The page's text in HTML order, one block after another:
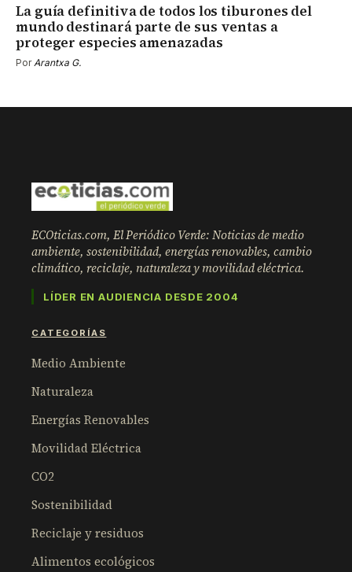
La guía definitiva de todos los tiburones del
mundo destinará parte de sus ventas a
proteger especies amenazadas
Por Arantxa G.
ECOticias.com, El Periódico Verde: Noticias de medio
ambiente, sostenibilidad, energías renovables, cambio
climático, reciclaje, naturaleza y movilidad eléctrica.
LÍDER EN AUDIENCIA DESDE 2004
CATEGORÍAS
Medio Ambiente
Naturaleza
Energías Renovables
Movilidad Eléctrica
CO2
Sostenibilidad
Reciclaje y residuos
Alimentos ecológicos